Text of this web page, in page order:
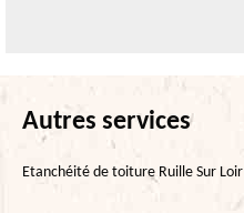
Autres services
Etanchéité de toiture Ruille Sur Loir